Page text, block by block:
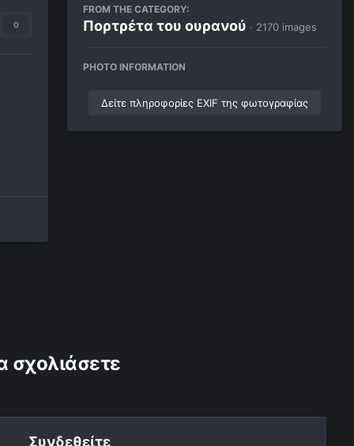
0
FROM THE CATEGORY:
Πορτρέτα του ουρανού · 2170 images
PHOTO INFORMATION
Δείτε πληροφορίες EXIF της φωτογραφίας
σχολιάσετε
Συνδεθείτε